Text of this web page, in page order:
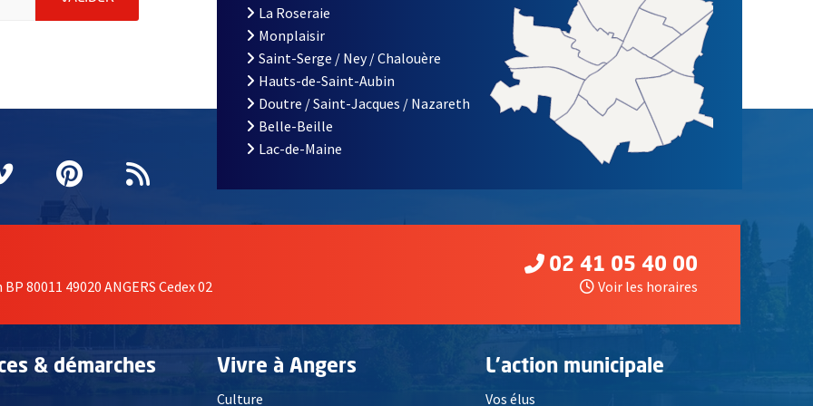
fenêtrefenêtre
une nouvelle fenêtre
Vimeo
, Ouvre une nouvelle fenêtre
Pinterest
, Ouvre une nouvelle fenêtre
Flux RSS
La Roseraie
Monplaisir
Saint-Serge / Ney / Chalouère
Hauts-de-Saint-Aubin
Doutre / Saint-Jacques / Nazareth
Belle-Beille
Lac-de-Maine
80011 49020 ANGERS Cedex 02
02 41 05 40 00
Voir les horaires
& démarches Vivre à Angers
Culture
L'action municipale
Vos élus